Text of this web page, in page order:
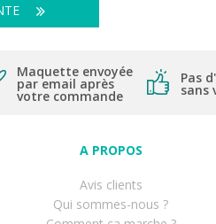
Maquette envoyée
par email après
votre commande
Pas
sans
A PROPOS
Avis clients
Qui sommes-nous ?